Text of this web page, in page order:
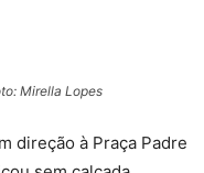
Mirella Lopes
direção à Praça Padre